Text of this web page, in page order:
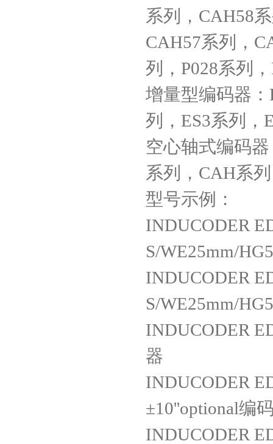
系列，CAH58
CAH57系列，
列，P028系列
增量型编码器：
列，ES3系列，
空心轴式编码
系列，CAH系
型号示例：
INDUCODER
S/WE25mm/
INDUCODER
S/WE25mm/
INDUCODER
器
INDUCODER
±10''optional编
INDUCODER